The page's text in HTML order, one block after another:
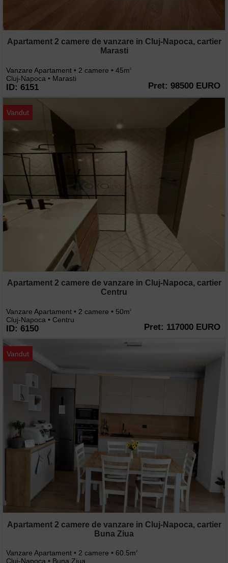
Apartament 2 camere de vanzare in Cluj-Napoca, cartier
Marasti
Vanzare Apartament • 2 camere • 45m2
Cluj-Napoca • Marasti
ID: 6151 Pret: 98500 EURO
Vandut
Apartament 2 camere de vanzare in Cluj-Napoca, cartier
Centru
Vanzare Apartament • 2 camere • 50m2
Cluj-Napoca • Centru
ID: 6150 Pret: 117000 EURO
Vandut
Apartament 2 camere de vanzare in Cluj-Napoca, cartier
Buna Ziua
Vanzare Apartament • 2 camere • 60.5m2
Cluj-Napoca • Buna Ziua